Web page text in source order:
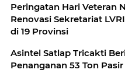
Peringatan Hari Veteran
Renovasi Sekretariat
di 19 Provinsi
Asintel Satlap Tricakti
Penanganan 53 Ton